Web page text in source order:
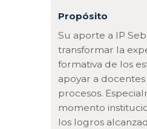
Propósito
Su aporte a IP
transformar la
formativa de los
apoyar a docentes
procesos.
momento
los logros